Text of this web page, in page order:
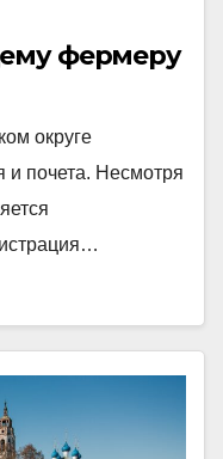
фермеру
округе
и почета. Несмотря